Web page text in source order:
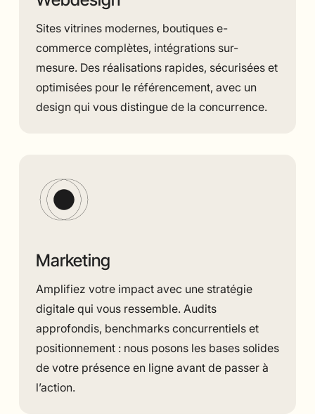
Sites vitrines modernes, boutiques e-
commerce complètes, intégrations sur-
mesure. Des réalisations rapides, sécurisées et
optimisées pour le référencement, avec un
design qui vous distingue de la concurrence.
Marketing
Amplifiez votre impact avec une stratégie
digitale qui vous ressemble. Audits
approfondis, benchmarks concurrentiels et
positionnement : nous posons les bases solides
de votre présence en ligne avant de passer à
l’action.